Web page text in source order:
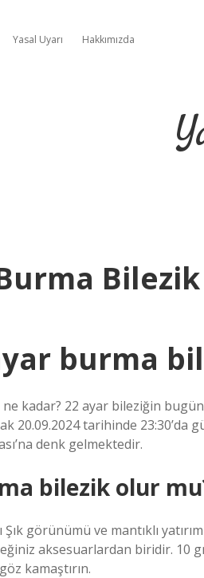
Yasal Uyarı Hakkımızda
burma
kadar? 22 ayar bileziğin
20.09.2024 tarihinde
denk gelmektedir.
bilezik olur
Şık görünümü ve mantıklı
aksesuarlardan biridir. 10
kamaştırın.